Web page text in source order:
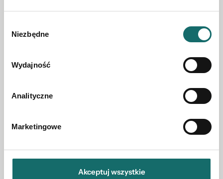
zgody
Niezbędne
Wydajność
Analityczne
Marketingowe
Akceptuj wszystkie
DZIAŁKA NA SPRZEDAŻ
Biesiekierz
Nowe Bielice
1 544 715 PLN
Rekomendacje